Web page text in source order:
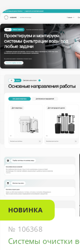
НОВИНКА
№ 106368
Системы очистки